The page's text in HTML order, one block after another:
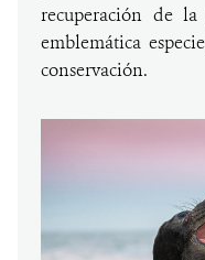
recuperación de
emblemática
conservación.